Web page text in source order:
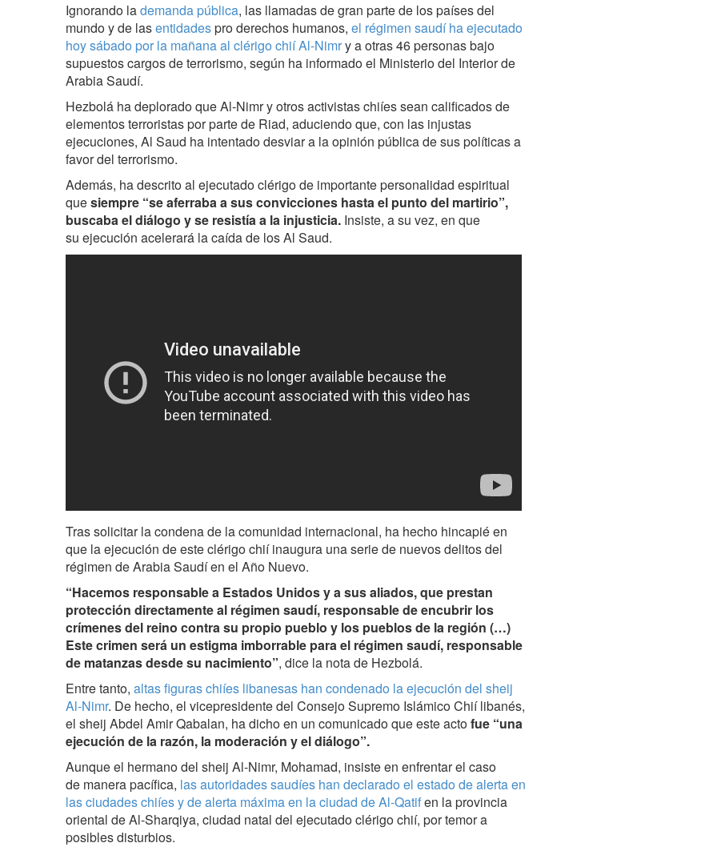
Ignorando lademanda pública, las llamadas de gran parte de los países del
mundo y de lasentidadespro derechos humanos, el régimen saudí ha ejecutado
hoy sábado por la mañana al clérigo chií Al-Nimry a otras 46 personas bajo
supuestos cargos de terrorismo, según ha informado el Ministerio del Interior de
Arabia Saudí.
Hezbolá ha deplorado que Al-Nimr y otros activistas chiíes sean calificados de
elementos terroristas por parte de Riad, aduciendo que, con las injustas
ejecuciones, Al Saud ha intentado desviar a la opinión pública de sus políticas a
favor del terrorismo.
Además, ha descrito al ejecutado clérigo de importante personalidad espiritual
quesiempre “se aferraba a sus convicciones hasta el punto del martirio”,
buscaba el diálogo y se resistía a la injusticia. Insiste, a su vez, en que
su ejecución acelerará la caída de los Al Saud.
Tras solicitar la condena de la comunidad internacional, ha hecho hincapié en
que la ejecución de este clérigo chií inaugura una serie de nuevos delitos del
régimen de Arabia Saudí en el Año Nuevo.
“Hacemos responsable a Estados Unidos y a sus aliados, que prestan
protección directamente al régimen saudí, responsable de encubrir los
crímenes del reino contra su propio pueblo y los pueblos de la región (…)
Este crimen será un estigma imborrable para el régimen saudí, responsable
de matanzas desde su nacimiento”, dice la nota de Hezbolá.
Entre tanto, altas figuras chiíes libanesas han condenado la ejecución del sheij
Al-Nimr. De hecho, el vicepresidente del Consejo Supremo Islámico Chií libanés,
el sheij Abdel Amir Qabalan, ha dicho en un comunicado que este actofue “una
ejecución de la razón, la moderación y el diálogo”.
Aunque el hermano del sheij Al-Nimr, Mohamad, insiste en enfrentar el caso
de manera pacífica, las autoridades saudíes han declarado el estado de alerta en
las ciudades chiíes y de alerta máxima en la ciudad de Al-Qatifen la provincia
oriental de Al-Sharqiya, ciudad natal del ejecutado clérigo chií, por temor a
posibles disturbios.